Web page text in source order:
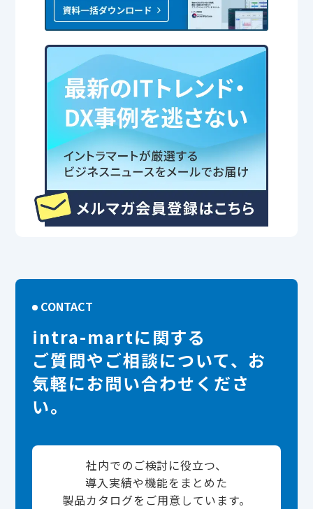
CONTACT
intra-martに関する
ご質問やご相談について、お
気軽にお問い合わせくださ
い。
社内でのご検討に役立つ、
導入実績や機能をまとめた
製品カタログをご用意しています。